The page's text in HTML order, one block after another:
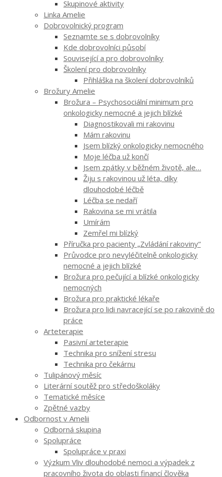
Skupinové aktivity
Linka Amelie
Dobrovolnický program
Seznamte se s dobrovolníky
Kde dobrovolníci působí
Související a pro dobrovolníky
Školení pro dobrovolníky
Přihláška na školení dobrovolníků
Brožury Amelie
Brožura – Psychosociální minimum pro
onkologicky nemocné a jejich blízké
Diagnostikovali mi rakovinu
Mám rakovinu
Jsem blízký onkologicky nemocného
Moje léčba už končí
Jsem zpátky v běžném životě, ale…
Žiju s rakovinou už léta, díky
dlouhodobé léčbě
Léčba se nedaří
Rakovina se mi vrátila
Umírám
Zemřel mi blízký
Příručka pro pacienty „Zvládání rakoviny“
Průvodce pro nevyléčitelně onkologicky
nemocné a jejich blízké
Brožura pro pečující a blízké onkologicky
nemocných
Brožura pro praktické lékaře
Brožura pro lidi navracející se po rakovině do
práce
Arteterapie
Pasivní arteterapie
Technika pro snížení stresu
Technika pro čekárnu
Tulipánový měsíc
Literární soutěž pro středoškoláky
Tematické měsíce
Zpětné vazby
Odbornost v Amelii
Odborná skupina
Spolupráce
Spolupráce v praxi
Výzkum Vliv dlouhodobé nemoci a výpadek z
pracovního života do oblasti financí člověka